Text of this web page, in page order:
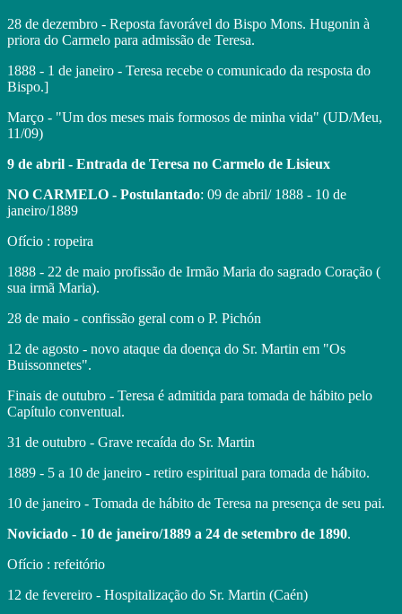
28 de dezembro - Reposta favorável do Bispo Mons. Hugonin à
priora do Carmelo para admissão de Teresa.
1888 - 1 de janeiro - Teresa recebe o comunicado da resposta do
Bispo.]
Março - "Um dos meses mais formosos de minha vida" (UD/Meu,
11/09)
9 de abril - Entrada de Teresa no Carmelo de Lisieux
NO CARMELO - Postulantado: 09 de abril/ 1888 - 10 de
janeiro/1889
Ofício : ropeira
1888 - 22 de maio profissão de Irmão Maria do sagrado Coração (
sua irmã Maria).
28 de maio - confissão geral com o P. Pichón
12 de agosto - novo ataque da doença do Sr. Martin em "Os
Buissonnetes".
Finais de outubro - Teresa é admitida para tomada de hábito pelo
Capítulo conventual.
31 de outubro - Grave recaída do Sr. Martin
1889 - 5 a 10 de janeiro - retiro espiritual para tomada de hábito.
10 de janeiro - Tomada de hábito de Teresa na presença de seu pai.
Noviciado - 10 de janeiro/1889 a 24 de setembro de 1890.
Ofício : refeitório
12 de fevereiro - Hospitalização do Sr. Martin (Caén)